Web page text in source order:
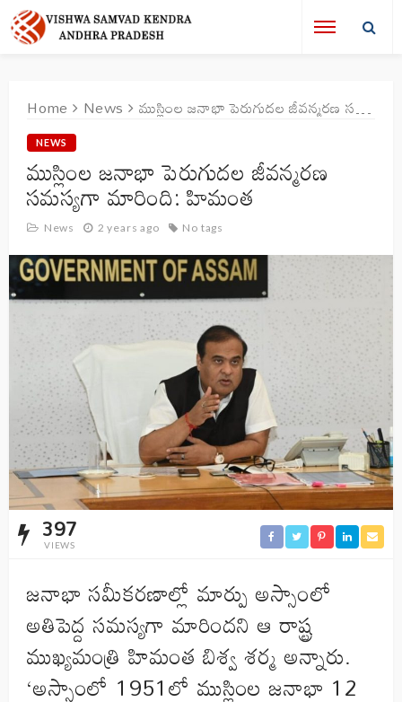
Home News ముస్లింల జనాభా పెరుగుదల జీవన్మరణ సమస్యగా మారింది: హిమంత
NEWS
ముస్లింల జనాభా పెరుగుదల జీవన్మరణ
సమస్యగా మారింది: హిమంత
News 2 years ago No tags
397
VIEWS
జనాభా సమీకరణాల్లో మార్పు అస్సాంలో
అతిపెద్ద సమస్యగా మారిందని ఆ రాష్ట్ర
ముఖ్యమంత్రి హిమంత బిశ్వ శర్మ అన్నారు.
‘అస్సాంలో 1951లో ముస్లింల జనాభా 12